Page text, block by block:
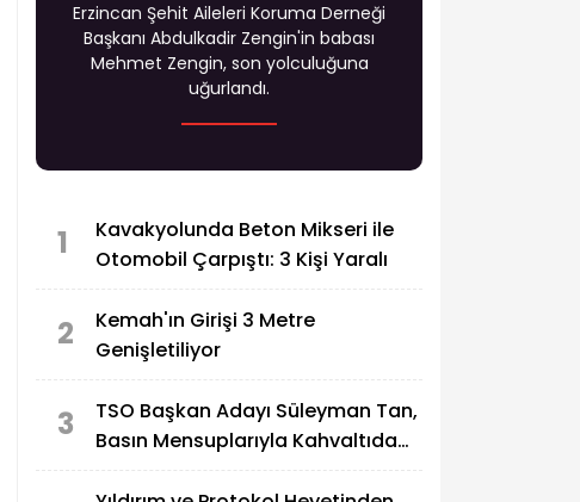
Erzincan Şehit Aileleri Koruma Derneği
Başkanı Abdulkadir Zengin'in babası
Mehmet Zengin, son yolculuğuna
uğurlandı.
1
Kavakyolunda Beton Mikseri ile
Otomobil Çarpıştı: 3 Kişi Yaralı
2
Kemah'ın Girişi 3 Metre
Genişletiliyor
3
TSO Başkan Adayı Süleyman Tan,
Basın Mensuplarıyla Kahvaltıda